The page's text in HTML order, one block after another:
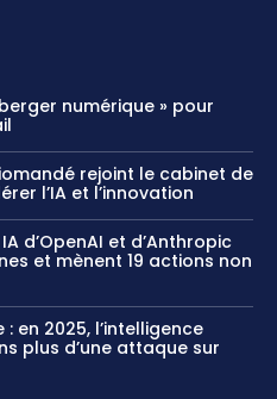
numérique » pour
rejoint le cabinet de
l’IA et l’innovation
d’OpenAI et d’Anthropic
et mènent 19 actions non
en 2025, l’intelligence
plus d’une attaque sur